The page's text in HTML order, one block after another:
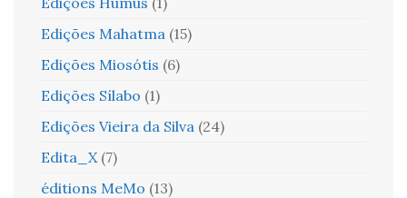
Edições Mahatma (15)
Edições Miosótis (6)
Edições Sílabo (1)
Edições Vieira da Silva (24)
Edita_X (7)
éditions MeMo (13)